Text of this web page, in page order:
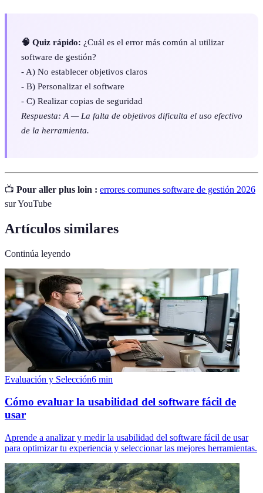
🧠 Quiz rápido: ¿Cuál es el error más común al utilizar
software de gestión?
- A) No establecer objetivos claros
- B) Personalizar el software
- C) Realizar copias de seguridad
Respuesta: A — La falta de objetivos dificulta el uso efectivo
de la herramienta.
📺 Pour aller plus loin : errores comunes software de gestión 2026
sur YouTube
Artículos similares
Continúa leyendo
Evaluación y Selección6 min
Cómo evaluar la usabilidad del software fácil de
usar
Aprende a analizar y medir la usabilidad del software fácil de usar
para optimizar tu experiencia y seleccionar las mejores herramientas.